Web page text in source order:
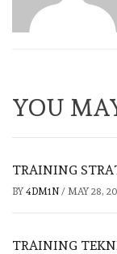
YOU
TRAINING
BY 4DM1N / MAY 28,
TRAINING